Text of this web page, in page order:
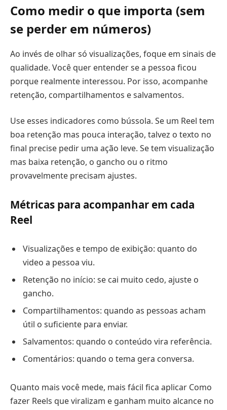
Como medir o que importa (sem
se perder em números)
Ao invés de olhar só visualizações, foque em sinais de
qualidade. Você quer entender se a pessoa ficou
porque realmente interessou. Por isso, acompanhe
retenção, compartilhamentos e salvamentos.
Use esses indicadores como bússola. Se um Reel tem
boa retenção mas pouca interação, talvez o texto no
final precise pedir uma ação leve. Se tem visualização
mas baixa retenção, o gancho ou o ritmo
provavelmente precisam ajustes.
Métricas para acompanhar em cada
Reel
Visualizações e tempo de exibição: quanto do
video a pessoa viu.
Retenção no início: se cai muito cedo, ajuste o
gancho.
Compartilhamentos: quando as pessoas acham
útil o suficiente para enviar.
Salvamentos: quando o conteúdo vira referência.
Comentários: quando o tema gera conversa.
Quanto mais você mede, mais fácil fica aplicar Como
fazer Reels que viralizam e ganham muito alcance no